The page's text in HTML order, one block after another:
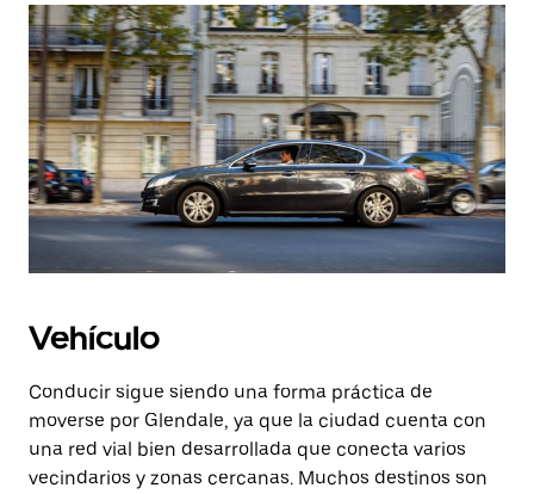
Vehículo
Conducir sigue siendo una forma práctica de
moverse por Glendale, ya que la ciudad cuenta con
una red vial bien desarrollada que conecta varios
vecindarios y zonas cercanas. Muchos destinos son